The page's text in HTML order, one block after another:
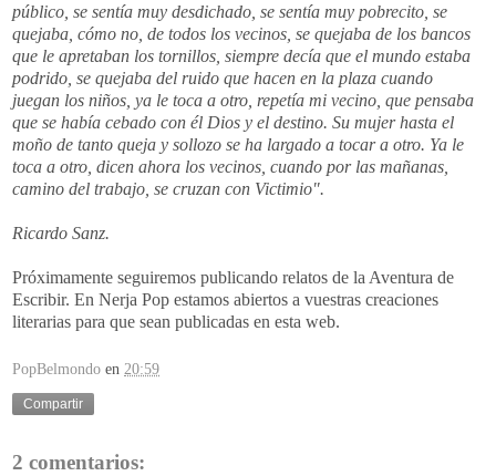
público, se sentía muy desdichado, se sentía muy pobrecito, se
quejaba, cómo no, de todos los vecinos, se quejaba de los bancos
que le apretaban los tornillos, siempre decía que el mundo estaba
podrido, se quejaba del ruido que hacen en la plaza cuando
juegan los niños, ya le toca a otro, repetía mi vecino, que pensaba
que se había cebado con él Dios y el destino. Su mujer hasta el
moño de tanto queja y sollozo se ha largado a tocar a otro. Ya le
toca a otro, dicen ahora los vecinos, cuando por las mañanas,
camino del trabajo, se cruzan con Victimio".
Ricardo Sanz.
Próximamente seguiremos publicando relatos de la Aventura de
Escribir. En Nerja Pop estamos abiertos a vuestras creaciones
literarias para que sean publicadas en esta web.
PopBelmondo en 20:59
Compartir
2 comentarios: